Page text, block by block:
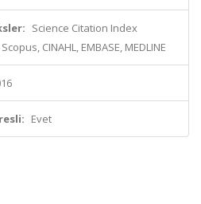
Science Citation Index
CINAHL, EMBASE, MEDLINE
Evet